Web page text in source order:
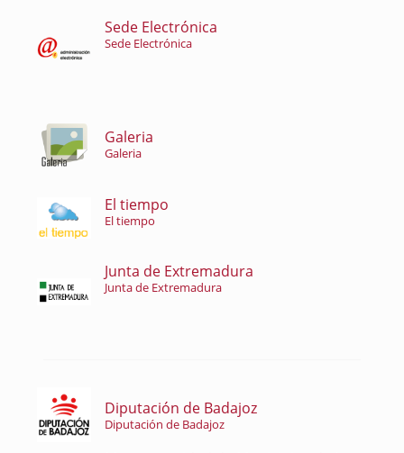
Sede Electrónica
Sede Electrónica
Galeria
Galeria
El tiempo
El tiempo
Junta de Extremadura
Junta de Extremadura
Diputación de Badajoz
Diputación de Badajoz